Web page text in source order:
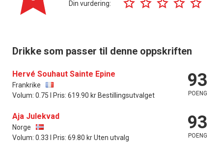
Din vurdering:
Drikke som passer til denne oppskriften
Hervé Souhaut Sainte Epine
Frankrike
Volum: 0.75 l Pris: 619.90 kr Bestillingsutvalget
93
POENG
Aja Julekvad
Norge
Volum: 0.33 l Pris: 69.80 kr Uten utvalg
93
POENG